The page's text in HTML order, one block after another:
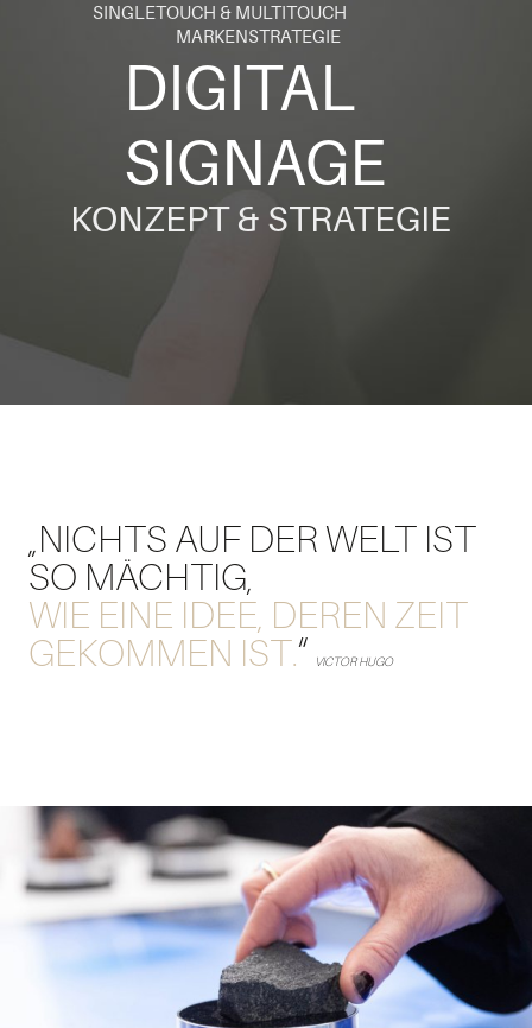
DIGITAL
SIGNAGE
KONZEPT & STRATEGIE
MARKENSTRATEGIE
SINGLETOUCH & MULTITOUCH
„NICHTS AUF DER WELT IST
SO MÄCHTIG,
WIE EINE IDEE, DEREN ZEIT
GEKOMMEN IST.“ VICTOR HUGO